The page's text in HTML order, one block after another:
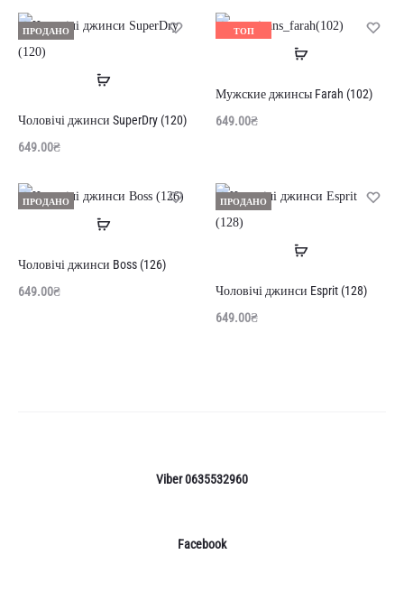
ПРОДАНО
Читати
Чоловічі джинси SuperDry (120)
649.00₴
ТОП
Читати
Мужские джинсы Farah (102)
649.00₴
ПРОДАНО
Читати
Чоловічі джинси Boss (126)
649.00₴
ПРОДАНО
Читати
Чоловічі джинси Esprit (128)
649.00₴
Viber 0635532960
Facebook